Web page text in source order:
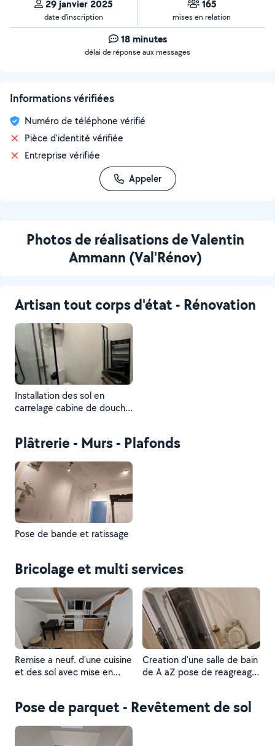
29 janvier 2025
date d’inscription
165
mises en relation
18 minutes
délai de réponse aux messages
Informations vérifiées
Numéro de téléphone vérifié
Pièce d'identité vérifiée
Entreprise vérifiée
Appeler
Photos de réalisations de Valentin
Ammann (Val'Rénov)
Artisan tout corps d'état - Rénovation
Installation des sol en
carrelage cabine de douche
Plâtrerie - Murs - Plafonds
Pose de bande et ratissage
Bricolage et multi services
Remise a neuf. d'une cuisine
et des sol avec mise en
Creation d'une salle de bain
de A aZ pose de reagreage
douche et WC
Pose de parquet - Revêtement de sol